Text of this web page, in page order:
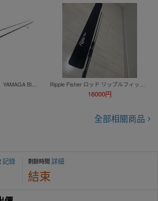
S11-526-122【中古美品】YAMAGA Blanks(ヤマガブランクス) メビウス 710L MS-710L (2ピース) エギングロッド/釣竿 本体のみ
16000円
全部相關商品
記錄 剩餘時間詳細
結束